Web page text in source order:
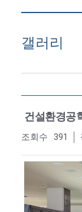
갤러리
건설환경공
조회수 391